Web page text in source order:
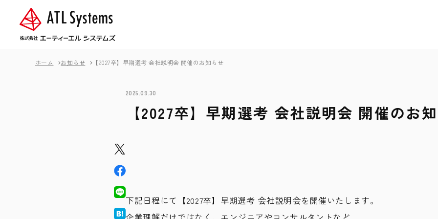
ホーム お知らせ 【2027卒】早期選考 会社説明会 開催のお知らせ
2025.09.30
【2027卒】早期選考 会社説明会 開催のお
下記日程にて【2027卒】早期選考 会社説明会を開催いたします。